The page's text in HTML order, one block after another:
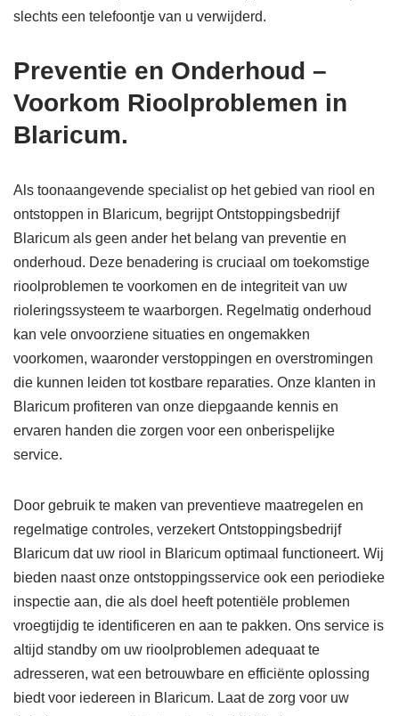
slechts een telefoontje van u verwijderd.
Preventie en Onderhoud –
Voorkom Rioolproblemen in
Blaricum.
Als toonaangevende specialist op het gebied van riool en
ontstoppen in Blaricum, begrijpt Ontstoppingsbedrijf
Blaricum als geen ander het belang van preventie en
onderhoud. Deze benadering is cruciaal om toekomstige
rioolproblemen te voorkomen en de integriteit van uw
rioleringssysteem te waarborgen. Regelmatig onderhoud
kan vele onvoorziene situaties en ongemakken
voorkomen, waaronder verstoppingen en overstromingen
die kunnen leiden tot kostbare reparaties. Onze klanten in
Blaricum profiteren van onze diepgaande kennis en
ervaren handen die zorgen voor een onberispelijke
service.
Door gebruik te maken van preventieve maatregelen en
regelmatige controles, verzekert Ontstoppingsbedrijf
Blaricum dat uw riool in Blaricum optimaal functioneert. Wij
bieden naast onze ontstoppingsservice ook een periodieke
inspectie aan, die als doel heeft potentiële problemen
vroegtijdig te identificeren en aan te pakken. Ons service is
altijd standby om uw rioolproblemen adequaat te
adresseren, wat een betrouwbare en efficiënte oplossing
biedt voor iedereen in Blaricum. Laat de zorg voor uw